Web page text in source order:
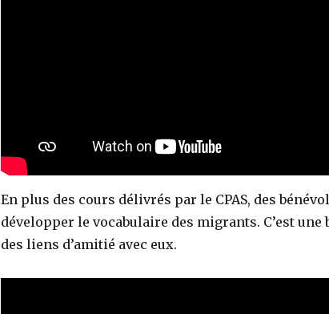
En plus des cours délivrés par le CPAS, des
développer le vocabulaire des migrants. C’est une
des liens d’amitié avec eux.